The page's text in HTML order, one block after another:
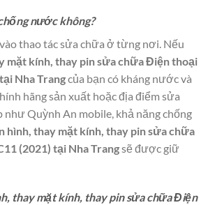
nước không?
thao tác sửa chữa ở từng nơi. Nếu
mặt kính, thay pin sửa chữa Điện thoại
Nha Trangcủa bạn có kháng nước và
hãng sản xuất hoặc địa điểm sửa
như Quỳnh An mobile, khả năng chống
hình, thay mặt kính, thay pin sửa chữa
(2021) tại Nha Trangsẽ được giữ
thay mặt kính, thay pin sửa chữa Điện